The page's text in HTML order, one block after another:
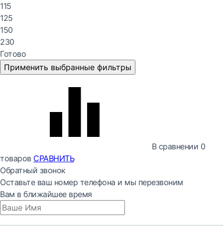
115
125
150
230
Готово
Применить выбранные фильтры
В сравнении 0
товаров СРАВНИТЬ
Обратный звонок
Оставьте ваш номер телефона и мы перезвоним
Вам в ближайшее время